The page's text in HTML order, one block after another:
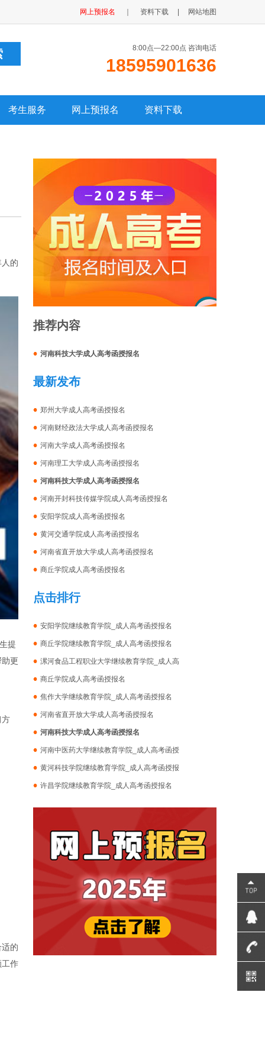
网上预报名 资料下载 网站地图
8:00点—22:00点 咨询电话
18595901636
考生服务 网上预报名 资料下载
的
提
更
方
的
工作
推荐内容
河南科技大学成人高考函授报名
最新发布
郑州大学成人高考函授报名
河南财经政法大学成人高考函授报名
河南大学成人高考函授报名
河南理工大学成人高考函授报名
河南科技大学成人高考函授报名
河南开封科技传媒学院成人高考函授报名
安阳学院成人高考函授报名
黄河交通学院成人高考函授报名
河南省直开放大学成人高考函授报名
商丘学院成人高考函授报名
点击排行
安阳学院继续教育学院_成人高考函授报名
商丘学院继续教育学院_成人高考函授报名
漯河食品工程职业大学继续教育学院_成人高
商丘学院成人高考函授报名
焦作大学继续教育学院_成人高考函授报名
河南省直开放大学成人高考函授报名
河南科技大学成人高考函授报名
河南中医药大学继续教育学院_成人高考函授
黄河科技学院继续教育学院_成人高考函授报
许昌学院继续教育学院_成人高考函授报名